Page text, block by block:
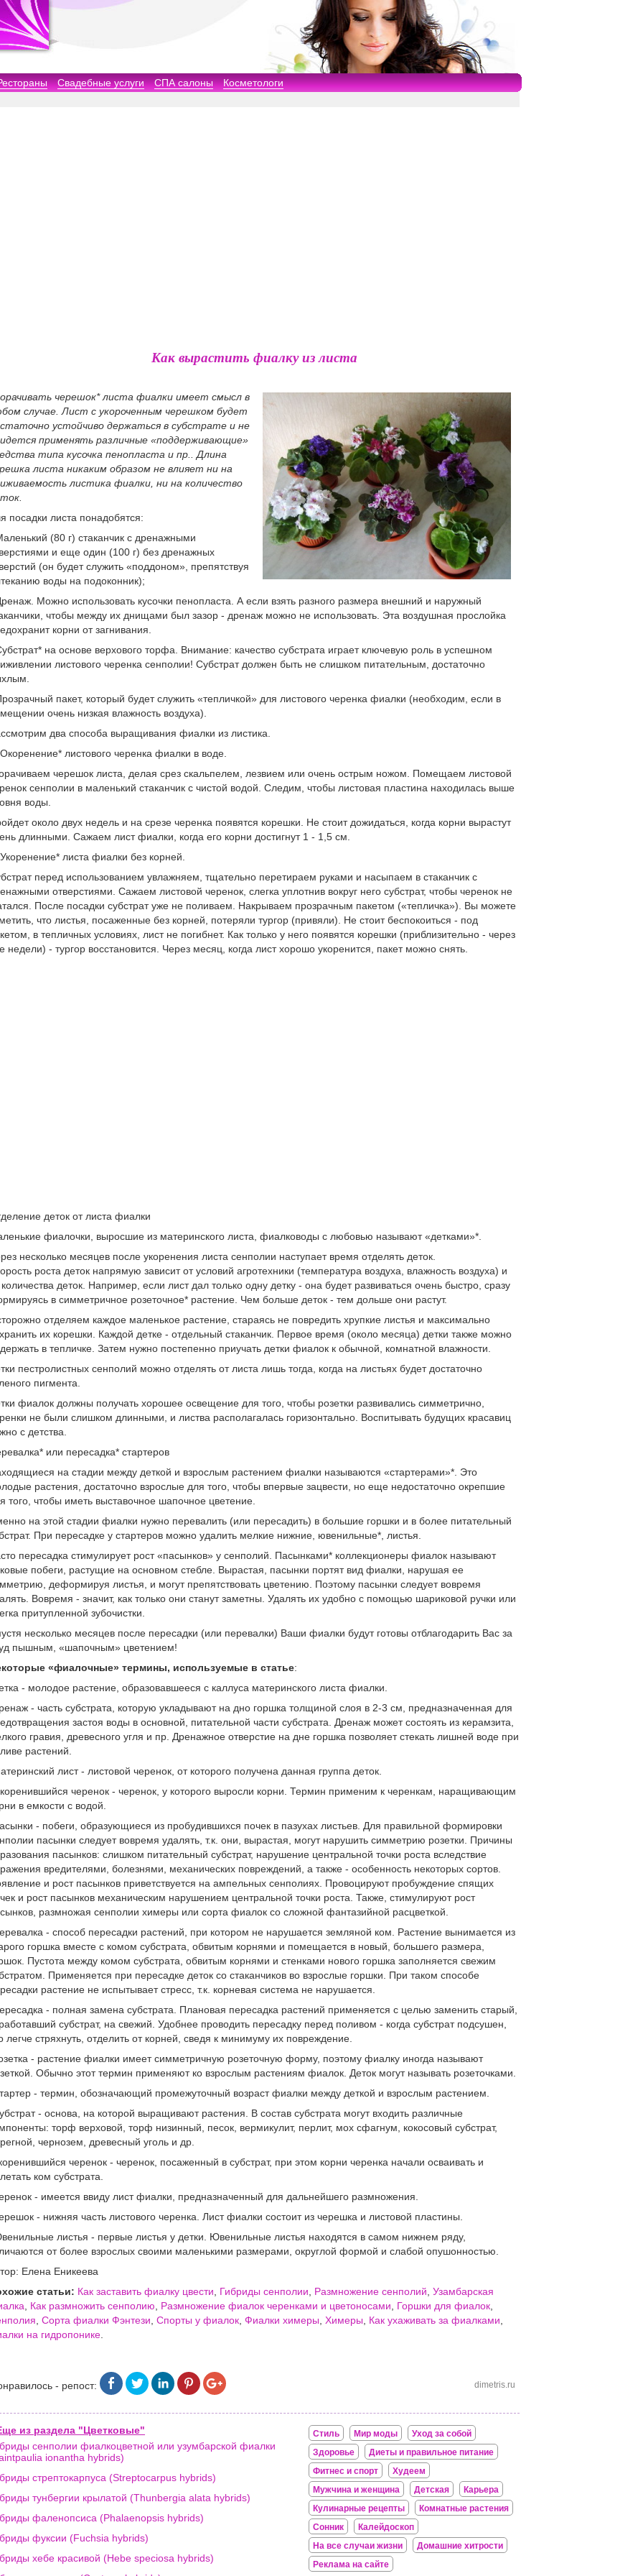
Свадебные услуги СПА салоны Косметологи
Как вырастить фиалку из листа
черешок* листа фиалки имеет смысл в
случае. Лист с укороченным черешком будет
устойчиво держаться в субстрате и не
применять различные «поддерживающие»
типа кусочка пенопласта и пр.. Длина
листа никаким образом не влияет ни на
листика фиалки, ни на количество
посадки листа понадобятся:
(80 г) стаканчик с дренажными
и еще один (100 г) без дренажных
(он будет служить «поддоном», препятствуя
воды на подоконник);
Можно использовать кусочки пенопласта. А если взять разного размера внешний и наружный
чтобы между их днищами был зазор - дренаж можно не использовать. Эта воздушная прослойка
корни от загнивания.
на основе верхового торфа. Внимание: качество субстрата играет ключевую роль в успешном
листового черенка сенполии! Субстрат должен быть не слишком питательным, достаточно
пакет, который будет служить «тепличкой» для листового черенка фиалки (необходим, если в
очень низкая влажность воздуха).
два способа выращивания фиалки из листика.
листового черенка фиалки в воде.
черешок листа, делая срез скальпелем, лезвием или очень острым ножом. Помещаем листовой
сенполии в маленький стаканчик с чистой водой. Следим, чтобы листовая пластина находилась выше
воды.
около двух недель и на срезе черенка появятся корешки. Не стоит дожидаться, когда корни вырастут
длинными. Сажаем лист фиалки, когда его корни достигнут 1 - 1,5 см.
листа фиалки без корней.
перед использованием увлажняем, тщательно перетираем руками и насыпаем в стаканчик с
отверстиями. Сажаем листовой черенок, слегка уплотнив вокруг него субстрат, чтобы черенок не
После посадки субстрат уже не поливаем. Накрываем прозрачным пакетом («тепличка»). Вы можете
что листья, посаженные без корней, потеряли тургор (привяли). Не стоит беспокоиться - под
в тепличных условиях, лист не погибнет. Как только у него появятся корешки (приблизительно - через
недели) - тургор восстановится. Через месяц, когда лист хорошо укоренится, пакет можно снять.
деток от листа фиалки
фиалочки, выросшие из материнского листа, фиалководы с любовью называют «детками»*.
несколько месяцев после укоренения листа сенполии наступает время отделять деток.
роста деток напрямую зависит от условий агротехники (температура воздуха, влажность воздуха) и
количества деток. Например, если лист дал только одну детку - она будет развиваться очень быстро, сразу
в симметричное розеточное* растение. Чем больше деток - тем дольше они растут.
отделяем каждое маленькое растение, стараясь не повредить хрупкие листья и максимально
их корешки. Каждой детке - отдельный стаканчик. Первое время (около месяца) детки также можно
в тепличке. Затем нужно постепенно приучать детки фиалок к обычной, комнатной влажности.
пестролистных сенполий можно отделять от листа лишь тогда, когда на листьях будет достаточно
пигмента.
фиалок должны получать хорошее освещение для того, чтобы розетки развивались симметрично,
не были слишком длинными, и листва располагалась горизонтально. Воспитывать будущих красавиц
с детства.
или пересадка* стартеров
на стадии между деткой и взрослым растением фиалки называются «стартерами»*. Это
растения, достаточно взрослые для того, чтобы впервые зацвести, но еще недостаточно окрепшие
того, чтобы иметь выставочное шапочное цветение.
на этой стадии фиалки нужно перевалить (или пересадить) в большие горшки и в более питательный
При пересадке у стартеров можно удалить мелкие нижние, ювенильные*, листья.
пересадка стимулирует рост «пасынков» у сенполий. Пасынками* коллекционеры фиалок называют
побеги, растущие на основном стебле. Вырастая, пасынки портят вид фиалки, нарушая ее
деформируя листья, и могут препятствовать цветению. Поэтому пасынки следует вовремя
Вовремя - значит, как только они станут заметны. Удалять их удобно с помощью шариковой ручки или
притупленной зубочистки.
несколько месяцев после пересадки (или перевалки) Ваши фиалки будут готовы отблагодарить Вас за
пышным, «шапочным» цветением!
«фиалочные» термины, используемые в статье:
- молодое растение, образовавшееся с каллуса материнского листа фиалки.
- часть субстрата, которую укладывают на дно горшка толщиной слоя в 2-3 см, предназначенная для
застоя воды в основной, питательной части субстрата. Дренаж может состоять из керамзита,
гравия, древесного угля и пр. Дренажное отверстие на дне горшка позволяет стекать лишней воде при
растений.
лист - листовой черенок, от которого получена данная группа деток.
черенок - черенок, у которого выросли корни. Термин применим к черенкам, наращивающим
в емкости с водой.
- побеги, образующиеся из пробудившихся почек в пазухах листьев. Для правильной формировки
пасынки следует вовремя удалять, т.к. они, вырастая, могут нарушить симметрию розетки. Причины
пасынков: слишком питательный субстрат, нарушение центральной точки роста вследствие
вредителями, болезнями, механических повреждений, а также - особенность некоторых сортов.
и рост пасынков приветствуется на ампельных сенполиях. Провоцируют пробуждение спящих
и рост пасынков механическим нарушением центральной точки роста. Также, стимулируют рост
размножая сенполии химеры или сорта фиалок со сложной фантазийной расцветкой.
- способ пересадки растений, при котором не нарушается земляной ком. Растение вынимается из
горшка вместе с комом субстрата, обвитым корнями и помещается в новый, большего размера,
Пустота между комом субстрата, обвитым корнями и стенками нового горшка заполняется свежим
Применяется при пересадке деток со стаканчиков во взрослые горшки. При таком способе
растение не испытывает стресс, т.к. корневая система не нарушается.
- полная замена субстрата. Плановая пересадка растений применяется с целью заменить старый,
субстрат, на свежий. Удобнее проводить пересадку перед поливом - когда субстрат подсушен,
легче стряхнуть, отделить от корней, сведя к минимуму их повреждение.
- растение фиалки имеет симметричную розеточную форму, поэтому фиалку иногда называют
Обычно этот термин применяют ко взрослым растениям фиалок. Деток могут называть розеточками.
- термин, обозначающий промежуточный возраст фиалки между деткой и взрослым растением.
- основа, на которой выращивают растения. В состав субстрата могут входить различные
торф верховой, торф низинный, песок, вермикулит, перлит, мох сфагнум, кокосовый субстрат,
чернозем, древесный уголь и др.
черенок - черенок, посаженный в субстрат, при этом корни черенка начали осваивать и
ком субстрата.
- имеется ввиду лист фиалки, предназначенный для дальнейшего размножения.
- нижняя часть листового черенка. Лист фиалки состоит из черешка и листовой пластины.
листья - первые листья у детки. Ювенильные листья находятся в самом нижнем ряду,
от более взрослых своими маленькими размерами, округлой формой и слабой опушонностью.
Елена Еникеева
статьи: Как заставить фиалку цвести Гибриды сенполии Размножение сенполий Узамбарская
Как размножить сенполию Размножение фиалок черенками и цветоносами Горшки для фиалок
Сорта фиалки Фэнтези Спорты у фиалок Фиалки химеры Химеры Как ухаживать за фиалками
на гидропонике
- репост: dimetris.ru
из раздела "Цветковые"
сенполии фиалкоцветной или узумбарской фиалки
ionantha hybrids)
стрептокарпуса (Streptocarpus hybrids)
тунбергии крылатой (Thunbergia alata hybrids)
фаленопсиса (Phalaenopsis hybrids)
фуксии (Fuchsia hybrids)
хебе красивой (Hebe speciosa hybrids)
Стиль Мир моды
Уход за собой
Здоровье
Диеты и правильное питание
Фитнес и спорт
Худеем
Мужчина и женщина
Детская
Карьера
Кулинарные рецепты
Комнатные растения
Сонник
Калейдоскоп
На все случаи жизни
Домашние хитрости
Реклама на сайте